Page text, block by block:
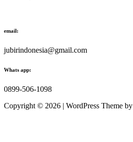
email:
jubirindonesia@gmail.com
Whats app:
0899-506-1098
Copyright © 2026 | WordPress Theme by